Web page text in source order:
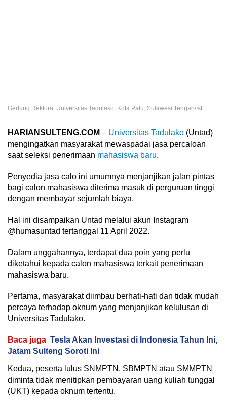
Gedung Rektorat Universitas Tadulako, Kota Palu, Sulawesi Tengah/Ist
HARIANSULTENG.COM – Universitas Tadulako (Untad)
mengingatkan masyarakat mewaspadai jasa percaloan
saat seleksi penerimaan mahasiswa baru.
Penyedia jasa calo ini umumnya menjanjikan jalan pintas
bagi calon mahasiswa diterima masuk di perguruan tinggi
dengan membayar sejumlah biaya.
Hal ini disampaikan Untad melalui akun Instagram
@humasuntad tertanggal 11 April 2022.
Dalam unggahannya, terdapat dua poin yang perlu
diketahui kepada calon mahasiswa terkait penerimaan
mahasiswa baru.
Pertama, masyarakat diimbau berhati-hati dan tidak mudah
percaya terhadap oknum yang menjanjikan kelulusan di
Universitas Tadulako.
Baca juga Tesla Akan Investasi di Indonesia Tahun Ini,
Jatam Sulteng Soroti Ini
Kedua, peserta lulus SNMPTN, SBMPTN atau SMMPTN
diminta tidak menitipkan pembayaran uang kuliah tunggal
(UKT) kepada oknum tertentu.